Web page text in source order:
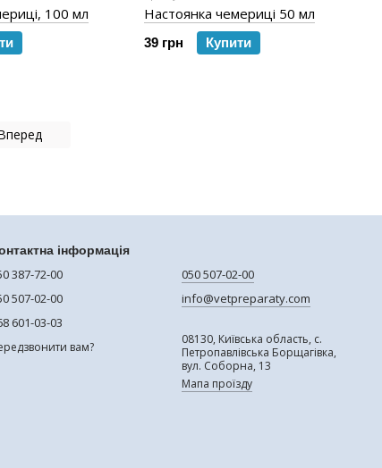
100 мл Настоянка чемериці 50 мл
39 грн Купити
інформація
387-72-00
507-02-00
601-03-03
вам?
050 507-02-00
info@vetpreparaty.com
08130, Київська область, с.
Петропавлівська Борщагівка,
вул. Соборна, 13
Мапа проїзду